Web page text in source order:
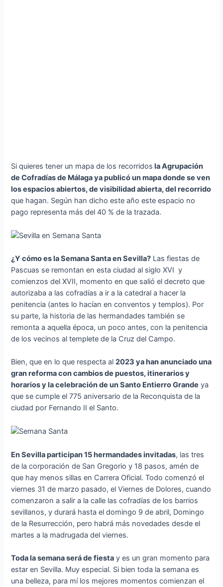
Si quieres tener un mapa de los recorridos la Agrupación
de Cofradías de Málaga ya publicó un mapa donde se ven
los espacios abiertos, de visibilidad abierta, del recorrido
que hagan. Según han dicho este año este espacio no
pago representa más del 40 % de la trazada.
¿Y cómo es la Semana Santa en Sevilla? Las fiestas de
Pascuas se remontan en esta ciudad al siglo XVI y
comienzos del XVII, momento en que salió el decreto que
autorizaba a las cofradías a ir a la catedral a hacer la
penitencia (antes lo hacían en conventos y templos). Por
su parte, la historia de las hermandades también se
remonta a aquella época, un poco antes, con la penitencia
de los vecinos al templete de la Cruz del Campo.
Bien, que en lo que respecta al2023 ya han anunciado una
gran reforma con cambios de puestos, itinerarios y
horarios y la celebración de un Santo Entierro Grande ya
que se cumple el 775 aniversario de la Reconquista de la
ciudad por Fernando II el Santo.
En Sevilla participan 15 hermandades invitadas, las tres
de la corporación de San Gregorio y 18 pasos, amén de
que hay menos sillas en Carrera Oficial. Todo comenzó el
viernes 31 de marzo pasado, el Viernes de Dolores, cuando
comenzaron a salir a la calle las cofradías de los barrios
sevillanos, y durará hasta el domingo 9 de abril, Domingo
de la Resurrección, pero habrá más novedades desde el
martes a la madrugada del viernes.
Toda la semana será de fiesta y es un gran momento para
estar en Sevilla. Muy especial. Si bien toda la semana es
una belleza, para mí los mejores momentos comienzan el